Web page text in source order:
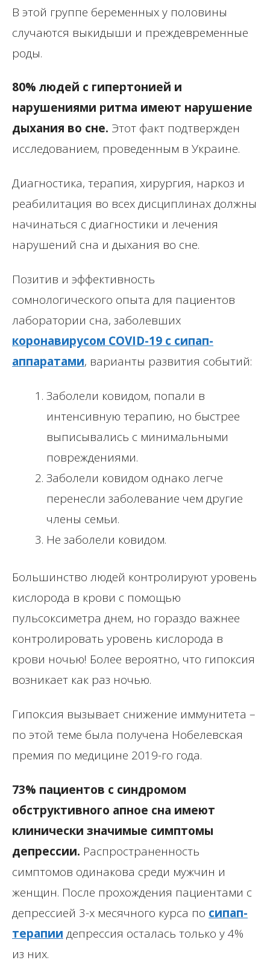
В этой группе беременных у половины
случаются выкидыши и преждевременные
роды.
80% людей с гипертонией и
нарушениями ритма имеют нарушение
дыхания во сне. Этот факт подтвержден
исследованием, проведенным в Украине.
Диагностика, терапия, хирургия, наркоз и
реабилитация во всех дисциплинах должны
начинаться с диагностики и лечения
нарушений сна и дыхания во сне.
Позитив и эффективность
сомнологического опыта для пациентов
лаборатории сна, заболевших
коронавирусом COVID-19 с сипап-
аппаратами, варианты развития событий:
Заболели ковидом, попали в
интенсивную терапию, но быстрее
выписывались с минимальными
повреждениями.
Заболели ковидом однако легче
перенесли заболевание чем другие
члены семьи.
Не заболели ковидом.
Большинство людей контролируют уровень
кислорода в крови с помощью
пульсоксиметра днем, но гораздо важнее
контролировать уровень кислорода в
крови ночью! Более вероятно, что гипоксия
возникает как раз ночью.
Гипоксия вызывает снижение иммунитета –
по этой теме была получена Нобелевская
премия по медицине 2019-го года.
73% пациентов с синдромом
обструктивного апное сна имеют
клинически значимые симптомы
депрессии. Распространенность
симптомов одинакова среди мужчин и
женщин. После прохождения пациентами с
депрессией 3-х месячного курса по сипап-
терапии депрессия осталась только у 4%
из них.